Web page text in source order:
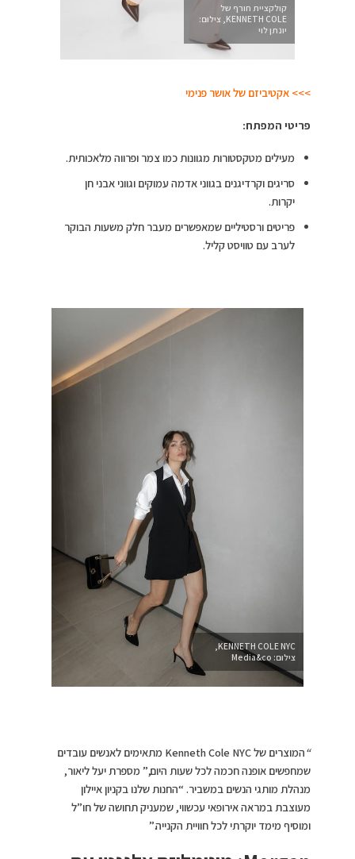
קולקציית חורף של
KENNETH COLE, צילום:
יונתן לוי
>>> אקטיביזם של אושר פנימי
פריטי המפתח:
מעילים מטקסטורות מגוונות כמו צמר ופרווה מלאכותית.
סריגים וקרדיגנים בגווני אדמה עמוקים וגווני אבני חן
יקרות.
פריטים ורסטיליים שמאפשרים מעבר חלק משעות הבוקר
לערב עם טוויסט קליל.
צילום: Media&co
“
המוצרים של Kenneth Cole NYC מתאימים לאנשים עובדים
שמחפשים אופנה חכמה לכל שעות היום,” מספרת יעל ליאור,
מנהלת מותגי הנשים במשביר. “החנות שלנו בקניון איילון
מעוצבת במראה אירופאי עכשווי, שמעניק תחושה של חו”ל
ומוסיף מימד יוקרתי לכל חוויית הקנייה.”